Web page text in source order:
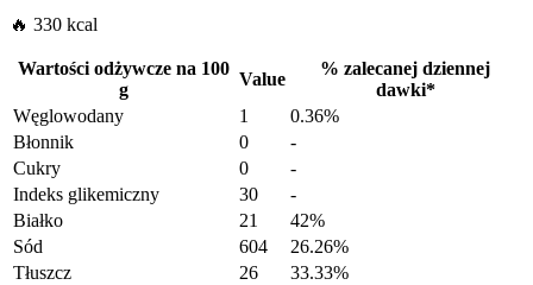
🔥 330 kcal
Wartości odżywcze na 100
g
Value
% zalecanej dziennej
dawki*
Węglowodany
1
0.36%
Błonnik
0
-
Cukry
0
-
Indeks glikemiczny
30
-
Białko
21
42%
Sód
604
26.26%
Tłuszcz
26 33.33%